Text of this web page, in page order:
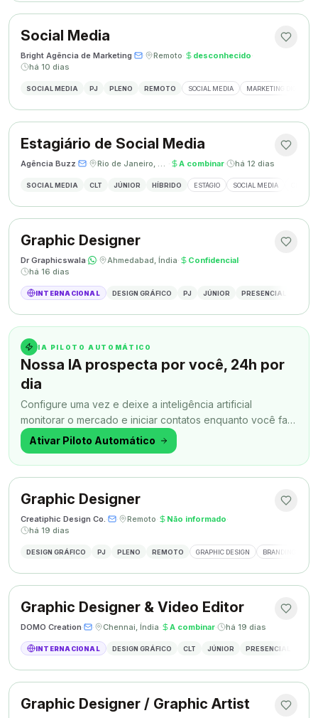
Social Media
Bright Agência de Marketing· · Remoto· desconhecido·
há 10 dias
SOCIAL MEDIA PJ PLENO REMOTO SOCIAL MEDIA MARKETING DIGITAL
Estagiário de Social Media
Agência Buzz· · Rio de Janeiro, Brasil · A combinar· há 12 dias
SOCIAL MEDIA CLT JÚNIOR HÍBRIDO ESTÁGIO SOCIAL MEDIA
Graphic Designer
Dr Graphicswala· · Ahmedabad, Índia· Confidencial·
há 16 dias
INTERNACIONAL DESIGN GRÁFICO PJ JÚNIOR PRESENCIAL
IA PILOTO AUTOMÁTICO
Nossa IA prospecta por você, 24h por
dia
Configure uma vez e deixe a inteligência artificial
monitorar o mercado e iniciar contatos enquanto você faz
outra coisa.
Ativar Piloto Automático
Graphic Designer
Creatiphic Design Co.· · Remoto· Não informado·
há 19 dias
DESIGN GRÁFICO PJ PLENO REMOTO GRAPHIC DESIGN BRANDING
Graphic Designer & Video Editor
DOMO Creation· · Chennai, Índia· A combinar· há 19 dias
INTERNACIONAL DESIGN GRÁFICO CLT JÚNIOR PRESENCIAL
Graphic Designer / Graphic Artist